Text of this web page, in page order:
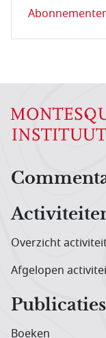
Overzicht
Afgelopen
Publicaties
Boeken